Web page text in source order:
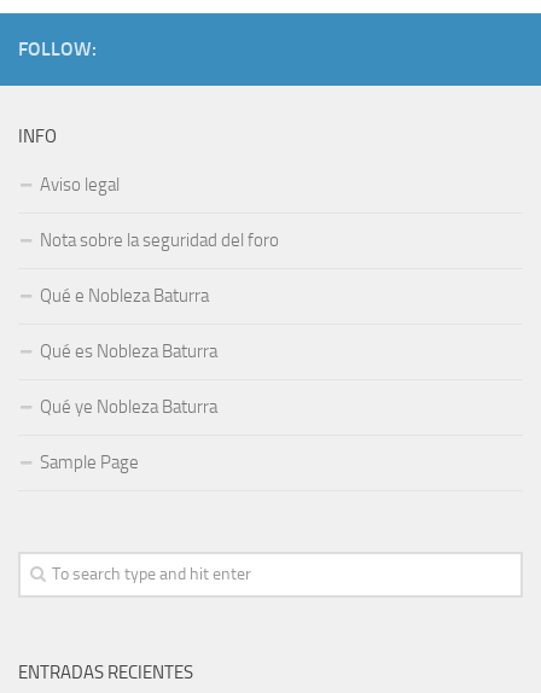
FOLLOW:
INFO
Aviso legal
Nota sobre la seguridad del foro
Qué e Nobleza Baturra
Qué es Nobleza Baturra
Qué ye Nobleza Baturra
Sample Page
ENTRADAS RECIENTES